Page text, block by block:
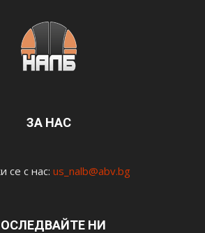
ЗА НАС
се с нас: us_nalb@abv.bg
НИ